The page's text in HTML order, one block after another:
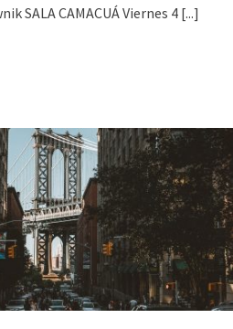
SALA CAMACUÁ Viernes 4 [...]